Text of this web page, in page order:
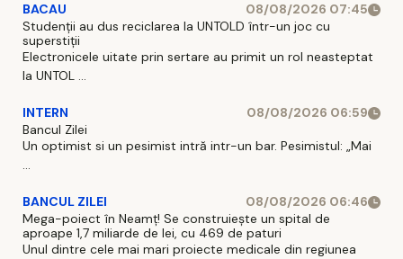
BACAU
08/08/2026 07:45
Studenții au dus reciclarea la UNTOLD într-un joc cu
superstiții
Electronicele uitate prin sertare au primit un rol neasteptat
la UNTOL ...
INTERN
08/08/2026 06:59
Bancul Zilei
Un optimist si un pesimist intră intr-un bar. Pesimistul: „Mai
...
BANCUL ZILEI
08/08/2026 06:46
Mega-poiect în Neamț! Se construiește un spital de
aproape 1,7 miliarde de lei, cu 469 de paturi
Unul dintre cele mai mari proiecte medicale din regiunea